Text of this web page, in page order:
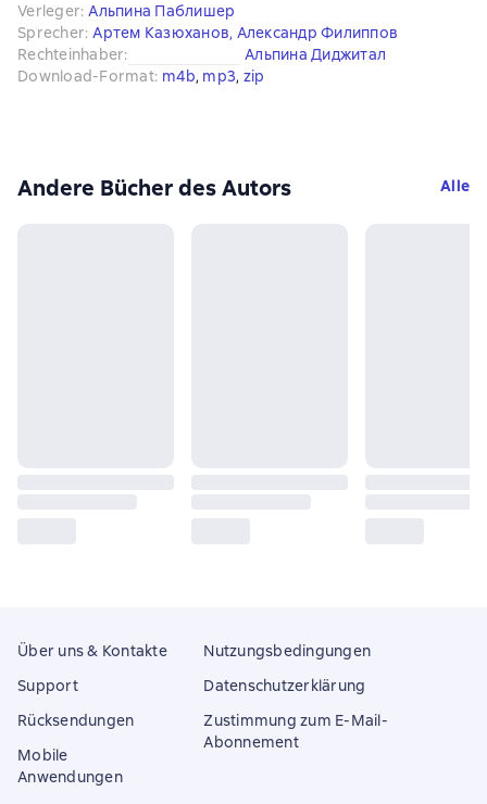
Verleger: Альпина Паблишер
Sprecher: Артем Казюханов, Александр Филиппов
Rechteinhaber:
Альпина Диджитал
Download-Format: m4b, mp3, zip
Andere Bücher des Autors Alle
Über uns & Kontakte
Support
Rücksendungen
Mobile
Anwendungen
Nutzungsbedingungen
Datenschutzerklärung
Zustimmung zum E-Mail-
Abonnement